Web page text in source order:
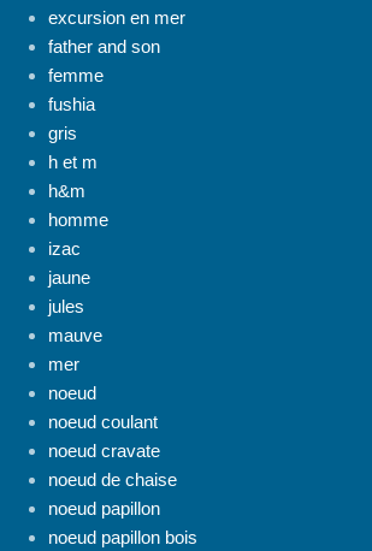
excursion en mer
father and son
femme
fushia
gris
h et m
h&m
homme
izac
jaune
jules
mauve
mer
noeud
noeud coulant
noeud cravate
noeud de chaise
noeud papillon
noeud papillon bois